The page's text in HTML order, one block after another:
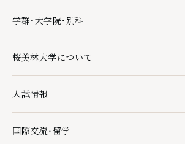
学群・大学院・別科
学群・大学院・別科の下層ページ一覧を開く
桜美林大学について
桜美林大学についての下層ページ一覧を開く
入試情報
入試情報の下層ページ一覧を開く
国際交流・留学
国際交流・留学の下層ページ一覧を開く